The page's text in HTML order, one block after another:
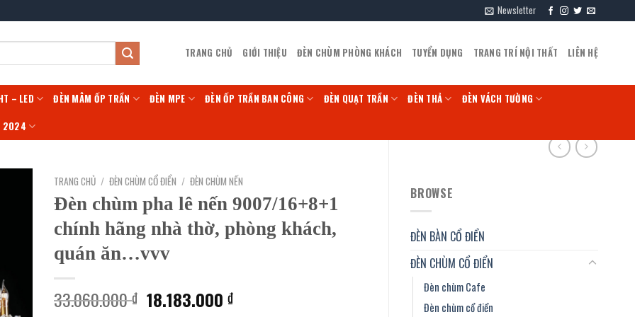
Newsletter
TRANG CHỦ GIỚI THIỆU ĐÈN CHÙM PHÒNG KHÁCH TUYỂN DỤNG TRANG TRÍ NỘI THẤT LIÊN HỆ
– LED ĐÈN MÂM ỐP TRẦN ĐÈN MPE ĐÈN ỐP TRẦN BAN CÔNG ĐÈN QUẠT TRẦN ĐÈN THẢ ĐÈN VÁCH TƯỜNG
2024
BROWSE
ĐÈN BÀN CỔ ĐIỂN
ĐÈN CHÙM CỔ ĐIỂN
Đèn chùm Cafe
Đèn chùm cổ điển
TRANG CHỦ / ĐÈN CHÙM CỔ ĐIỂN / ĐÈN CHÙM NẾN
Đèn chùm pha lê nến 9007/16+8+1
chính hãng nhà thờ, phòng khách,
quán ăn…vvv
33.060.000₫ Giá
18.183.000₫Giá